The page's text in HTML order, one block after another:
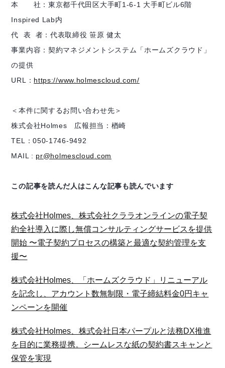
本 社：東京都千代田区大手町1-6-1 大手町ビル6階
Inspired Lab内
代 表 者：代表取締役 笹原 健太
事業内容：契約マネジメントシステム「ホームズクラウド」
の提供
URL： https://www.holmescloud.com/
＜本件に関するお問い合わせ先＞
株式会社Holmes 広報担当：楢崎
TEL：050-1746-9492
MAIL : pr@holmescloud.com
この記事を読んだ人はこんな記事も読んでいます
株式会社Holmes、株式会社クララオンラインの電子契
約全社導入に際し無償コンサルティングサービスを提供
開始 〜電子契約プロセスの構築と最適な契約管理を支
援〜
株式会社Holmes、「ホームズクラウド」リニューアル
を記念し、アカウント数無制限・電子締結料金0円キャ
ンペーンを開催
株式会社Holmes、株式会社日本パープルと法務DX推進
を目的に業務提携。シームレスな紙の契約書スキャンと
保管を実現